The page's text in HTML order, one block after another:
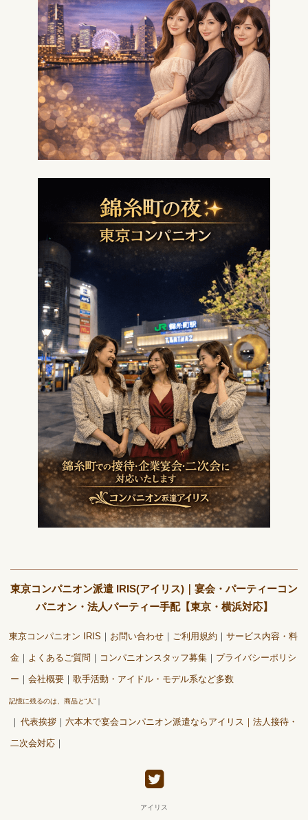
東京コンパニオン派遣 IRIS(アイリス)｜宴会・パーティーコン
パニオン・法人パーティー手配【東京・横浜対応】
東京コンパニオン IRIS お問い合わせ ご利用規約 サービス内容・料
金 よくあるご質問 コンパニオンスタッフ募集 プライバシーポリシ
ー 会社概要 歌手活動・アイドル・モデル系など多数
記憶に残るのは、商品と“人”
代表挨拶 六本木で宴会コンパニオン派遣ならアイリス｜法人接待・
二次会対応
アイリス